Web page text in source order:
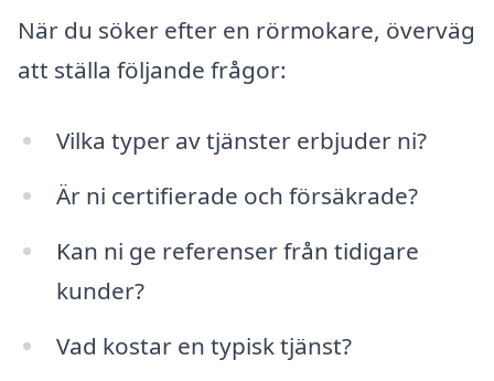
När du söker efter en rörmokare, överväg
att ställa följande frågor:
Vilka typer av tjänster erbjuder ni?
Är ni certifierade och försäkrade?
Kan ni ge referenser från tidigare
kunder?
Vad kostar en typisk tjänst?